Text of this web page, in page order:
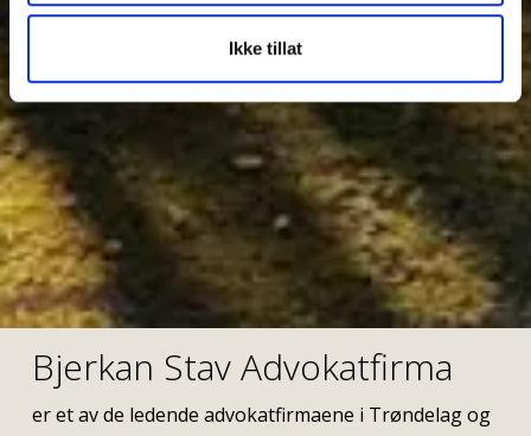
Ikke tillat
Bjerkan Stav Advokatfirma
er et av de ledende advokatfirmaene i Trøndelag og